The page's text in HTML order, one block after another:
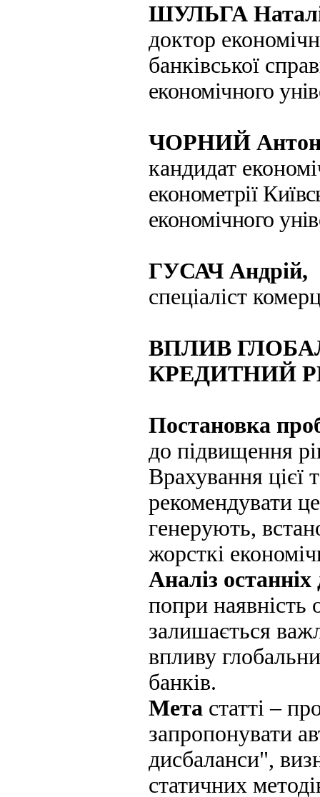
ШУЛЬГА
доктор
банківської
економічного
ЧОРНИЙ
кандидат
економетрії
економічного
ГУСАЧ Андрій,
спеціаліст
ВПЛИВ
КРЕДИТНИЙ
Постановка
до підвищення
Врахування цієї
рекомендувати
генерують,
жорсткі
Аналіз
попри
залишається
впливу
банків.
Мета статті –
запропонувати
дисбаланси",
статичних